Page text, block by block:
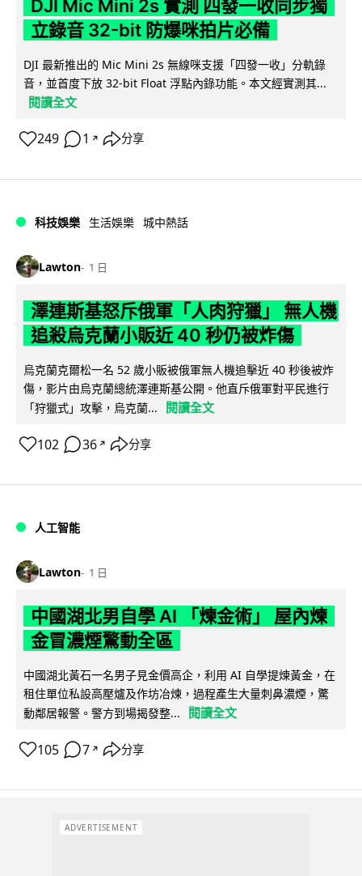
DJI Mic Mini 2s 實測 四發一收同步獨
立錄音 32-bit 防爆咪拍片必備
DJI 最新推出的 Mic Mini 2s 無線咪支援「四發一收」分軌錄
音，並首度下放 32-bit Float 浮點內錄功能。本文經實測其...
閱讀全文
249 1 ↗ 分享
科技娛樂 生活娛樂 城中熱話
Lawton 1 日
澤連斯基怒斥俄軍「人肉狩獵」 無人機
追殺烏克蘭小販近 40 秒仍被炸傷
烏克蘭克爾松一名 52 歲小販被俄軍無人機追擊近 40 秒後被炸
傷，影片由烏克蘭總統澤連斯基公開。他直斥俄軍對平民進行
「狩獵式」攻擊，烏克蘭...
閱讀全文
102 36 ↗ 分享
人工智能
Lawton 1 日
中國湖北男自學 AI 「煉金術」 屋內煉
金冒濃煙驚動全區
中國湖北黃石一名男子見金價高企，利用 AI 自學提煉黃金，在
租住單位私設高壓爐及作坊冶煉，過程產生大量刺鼻濃煙，驚
動鄰居報警。警方到場揭發整...
閱讀全文
105 7 ↗ 分享
ADVERTISEMENT